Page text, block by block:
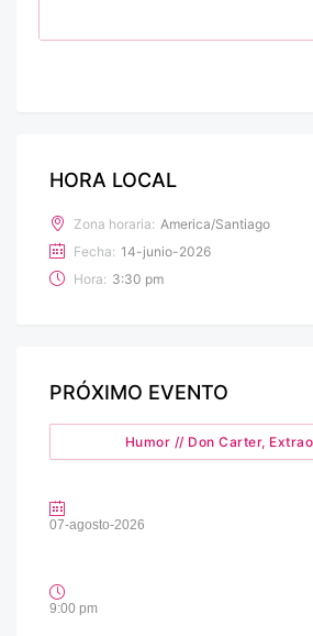
HORA LOCAL
Zona horaria: America/Santiago
Fecha: 14-junio-2026
Hora: 3:30 pm
PRÓXIMO EVENTO
Humor // Don Carter,
07-agosto-2026
9:00 pm